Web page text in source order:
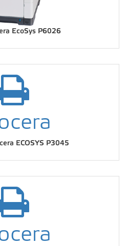
EcoSys P6026
ECOSYS P3045